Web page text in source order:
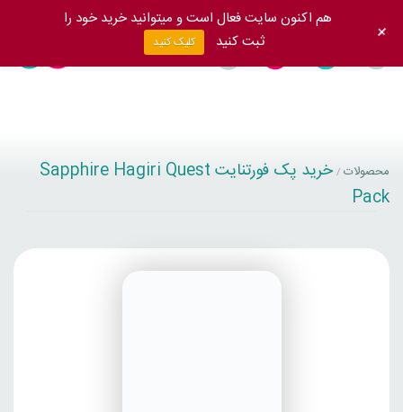
محصولات /
خرید پک فورتنایت Sapphire Hagiri Quest
Pack
هم اکنون سایت فعال است و میتوانید خرید خود را
ثبت کنید
کلیک کنید +